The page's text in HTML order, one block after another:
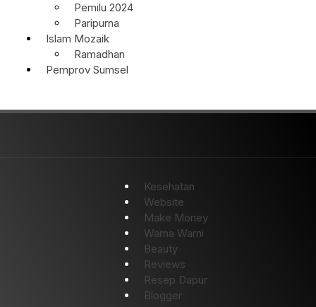
Pemilu 2024
Paripurna
Islam Mozaik
Ramadhan
Pemprov Sumsel
Kesehatan
Website
Make Money
Warna Warni
Beauty
Reviews
Resep Dapur
Blogger